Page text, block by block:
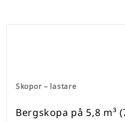
Skopor – lastare
Bergskopa på 5,8 m³